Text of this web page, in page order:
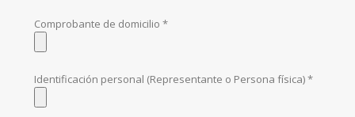
Comprobante de domicilio *
Identificación personal (Representante o Persona física) *